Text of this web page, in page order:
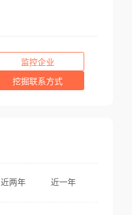
监控企业
挖掘联系方式
近两年 近一年